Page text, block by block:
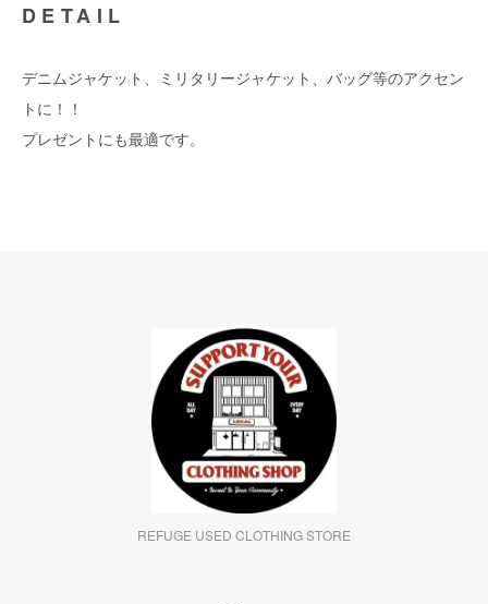
DETAIL
デニムジャケット、ミリタリージャケット、バッグ等のアクセン
トに！！
プレゼントにも最適です。
REFUGE USED CLOTHING STORE